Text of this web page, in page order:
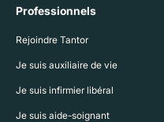
Professionnels
Rejoindre Tantor
Je suis auxiliaire de vie
Je suis infirmier libéral
Je suis aide-soignant